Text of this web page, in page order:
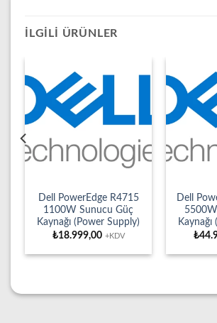
İLGILI ÜRÜNLER
Dell PowerEdge R4715
1100W Sunucu Güç
Kaynağı (Power Supply)
₺18.999,00 +KDV
Dell
₺